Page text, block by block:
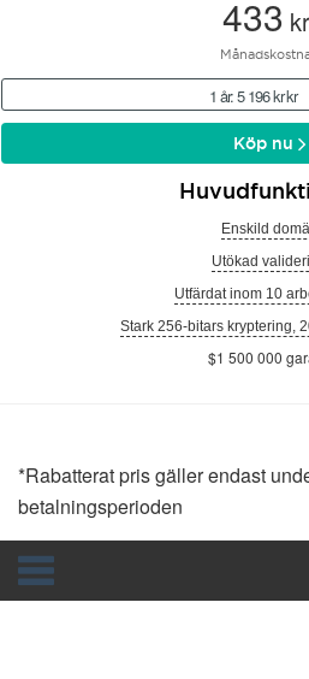
433 kr
1 år: 5 196 kr kr
Köp nu
Enskild
Utökad
Utfärdat inom 10
Stark 256-bitars kryptering,
$1 500 000
*Rabatterat pris gäller endast
betalningsperioden